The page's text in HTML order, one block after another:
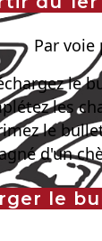
Par voie
le
les
le
d'un
le